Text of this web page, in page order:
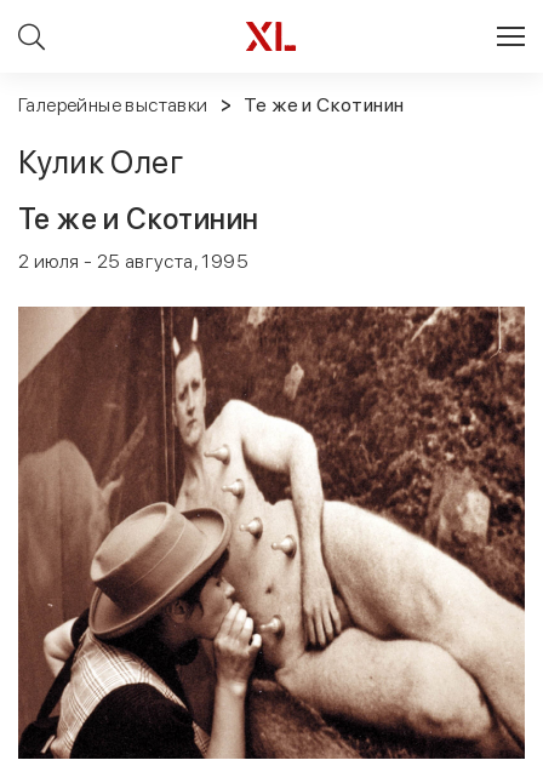
Галерейные выставки Те же и Скотинин
Кулик Олег
Те же и Скотинин
2 июля - 25 августа, 1995